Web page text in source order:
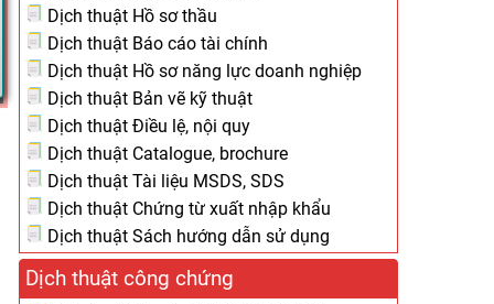
Dịch thuật Hồ sơ thầu
Dịch thuật Báo cáo tài chính
Dịch thuật Hồ sơ năng lực doanh nghiệp
Dịch thuật Bản vẽ kỹ thuật
Dịch thuật Điều lệ, nội quy
Dịch thuật Catalogue, brochure
Dịch thuật Tài liệu MSDS, SDS
Dịch thuật Chứng từ xuất nhập khẩu
Dịch thuật Sách hướng dẫn sử dụng
Dịch thuật công chứng